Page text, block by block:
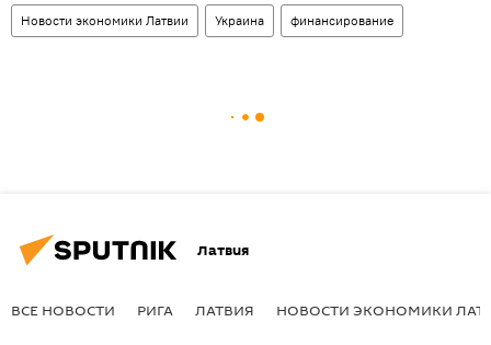
Новости экономики Латвии Украина финансирование
Латвия
ВСЕ НОВОСТИ РИГА ЛАТВИЯ НОВОСТИ ЭКОНОМИКИ